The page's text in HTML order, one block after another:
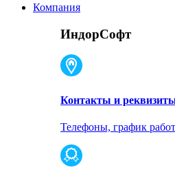
Компания
ИндорСофт
Контакты и
Телефоны, график